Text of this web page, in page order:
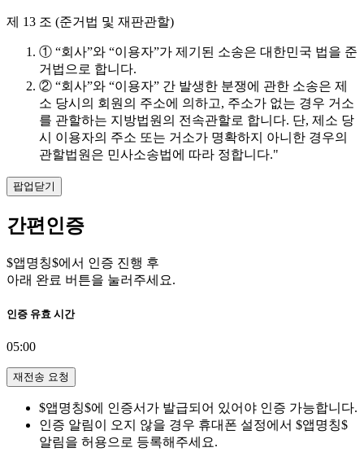
제 13 조 (준거법 및 재판관할)
① “회사”와 “이용자”가 제기된 소송은 대한민국 법을 준
거법으로 합니다.
② “회사”와 “이용자” 간 발생한 분쟁에 관한 소송은 제
소 당시의 회원의 주소에 의하고, 주소가 없는 경우 거소
를 관할하는 지방법원의 전속관할로 합니다. 단, 제소 당
시 이용자의 주소 또는 거소가 명확하지 아니한 경우의
관할법원은 민사소송법에 따라 정합니다."
팝업닫기
간편인증
$앱명칭$에서 인증 진행 후
아래 완료 버튼을 눌러주세요.
인증 유효 시간
05:00
재전송 요청
$앱명칭$에 인증서가 발급되어 있어야 인증 가능합니다.
인증 알림이 오지 않을 경우 휴대폰 설정에서 $앱명칭$
알림을 허용으로 등록해주세요.